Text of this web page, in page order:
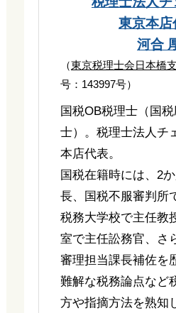
東京本店
河合
（東京税理士会日本橋
号：143997号）
国税OB税理士（国
士）。税理士法人チ
本店代表。
国税在籍時には、2
長、国税不服審判所
税務大学校で主任教
室で主任訟務官、さ
審理担当課長補佐を
難解な税務論点など
方や指摘方法を熟知